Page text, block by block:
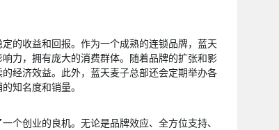
的收益和回报。作为一个成熟的连锁品牌，蓝天
力，拥有庞大的消费群体。随着品牌的扩张和影
经济效益。此外，蓝天麦子总部还会定期举办各
知名度和销量。
个创业的良机。无论是品牌效应、全方位支持、